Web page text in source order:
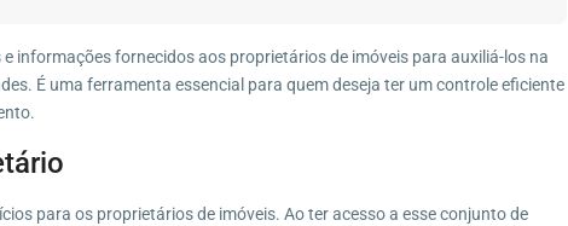
informações fornecidos aos proprietários de imóveis para auxiliá-los na
É uma ferramenta essencial para quem deseja ter um controle eficiente
para os proprietários de imóveis. Ao ter acesso a esse conjunto de